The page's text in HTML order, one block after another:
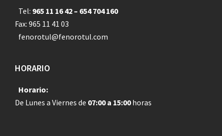
Tel: 965 11 16 42 – 654 704 160
Fax: 965 11 41 03
fenorotul@fenorotul.com
HORARIO
Horario:
De Lunes a Viernes de 07:00 a 15:00horas